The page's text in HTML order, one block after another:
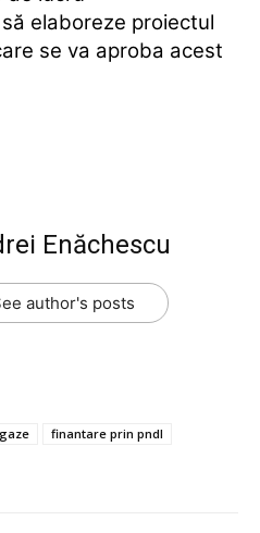
elaboreze proiectul
se va aproba acest
Enăchescu
author's posts
finantare prin pndl